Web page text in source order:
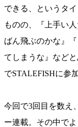
できる、というタ
ものの、『上手い
ばん飛ぶのかな』
てしまうな』など
でSTALEFISHに参
今回で3回目を数え
ー連載。その中で